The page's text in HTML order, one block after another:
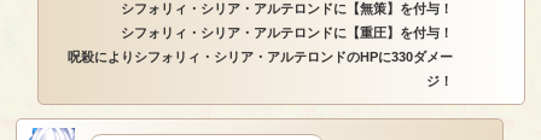
シフォリィ・シリア・アルテロンドに【無策】を付与！
シフォリィ・シリア・アルテロンドに【重圧】を付与！
呪殺によりシフォリィ・シリア・アルテロンドのHPに330ダメー
ジ！